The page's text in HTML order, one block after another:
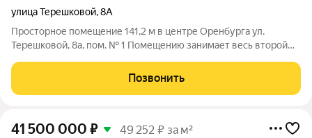
улица Терешковой,8А
Просторное помещение 141,2 м в центре Оренбурга ул.
Терешковой, 8а, пом. № 1 Помещению занимает весь второй
дороги города. Сталинский ампир стильный фасад,
привлекающий внимание (не памятник
Позвонить
41 500 000 ₽ 49 252 ₽ за м²